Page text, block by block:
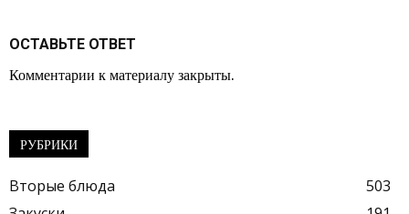
ОСТАВЬТЕ ОТВЕТ
Комментарии к материалу закрыты.
РУБРИКИ
Вторые блюда
503